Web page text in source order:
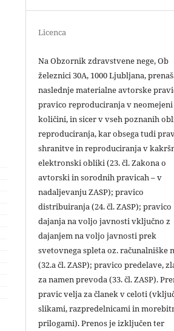
Licenca
Na Obzornik zdravstvene nege, Ob
železnici 30A, 1000 Ljubljana,
naslednje materialne avtorske
pravico reproduciranja v neomejeni
količini, in sicer v vseh poznanih
reproduciranja, kar obsega tudi
shranitve in reproduciranja v
elektronski obliki (23. čl. Zakona o
avtorski in sorodnih pravicah – v
nadaljevanju ZASP); pravico
distribuiranja (24. čl. ZASP); pravico
dajanja na voljo javnosti vključno z
dajanjem na voljo javnosti prek
svetovnega spleta oz. računalniške
(32.a čl. ZASP); pravico predelave,
za namen prevoda (33. čl. ZASP).
pravic velja za članek v celoti
slikami, razpredelnicami in
prilogami). Prenos je izključen ter